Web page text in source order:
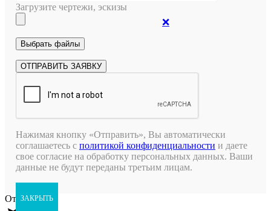
Загрузите чертежи, эскизы
❌
Нажимая кнопку «Отправить», Вы автоматически
соглашаетесь с политикой конфиденциальности и даете
свое согласие на обработку персональных данных. Ваши
данные не будут переданы третьим лицам.
ЗАКРЫТЬ
Открыть чат